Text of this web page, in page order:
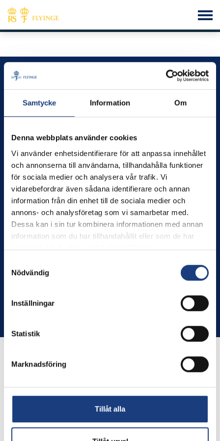
Samtycke Information Om
Denna webbplats använder cookies
Vi använder enhetsidentifierare för att anpassa innehållet
och annonserna till användarna, tillhandahålla funktioner
för sociala medier och analysera vår trafik. Vi
vidarebefordrar även sådana identifierare och annan
information från din enhet till de sociala medier och
annons- och analysföretag som vi samarbetar med.
Dessa kan i sin tur kombinera informationen med annan
information som du har tillhandahållit eller som de har
samlat in när du har använt deras tjänster.
Nödvändig
Inställningar
Statistik
Marknadsföring
Tillåt alla
Flyinge – vi utvecklar kunskap, hästar och människor
Kontakt
Växel öppen 09.00 – 12.00
Öppettider
Måndag-fredag kl.8.00–16.00
Besök
Flyinge Kungsgård, 247 93, Flyinge
Stolt miljöcertifierad enligt ISO 14001
Copyright © Flyinge. Citera oss gärna men glöm inte att ange